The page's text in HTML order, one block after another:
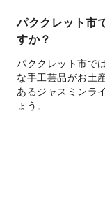
パククレット市
すか？
パククレット市で
な手工芸品がお土
あるジャスミンラ
ょう。